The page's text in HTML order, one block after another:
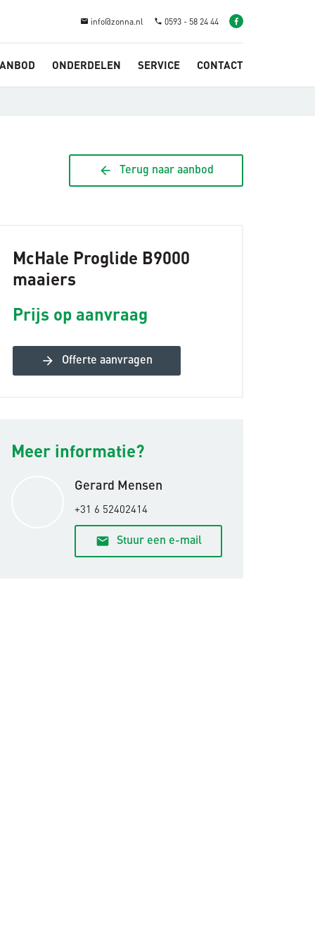
email info@zonna.nl phone 0593 - 58 24 44
ONDERDELEN SERVICE CONTACT
arrow_back Terug naar aanbod
McHale Proglide B9000
maaiers
Prijs op aanvraag
arrow_forward Offerte aanvragen
Meer informatie?
Gerard Mensen
+31 6 52402414
email Stuur een e-mail